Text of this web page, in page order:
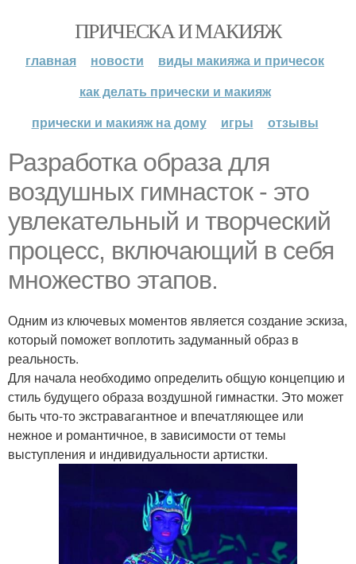
ПРИЧЕСКА И МАКИЯЖ
главная новости
виды макияжа и причесок
как делать прически и макияж
прически и макияж на дому
игры отзывы
Разработка образа для
воздушных гимнасток - это
увлекательный и творческий
процесс, включающий в себя
множество этапов.
Одним из ключевых моментов является создание эскиза,
который поможет воплотить задуманный образ в
реальность.
Для начала необходимо определить общую концепцию и
стиль будущего образа воздушной гимнастки. Это может
быть что-то экстравагантное и впечатляющее или
нежное и романтичное, в зависимости от темы
выступления и индивидуальности артистки.